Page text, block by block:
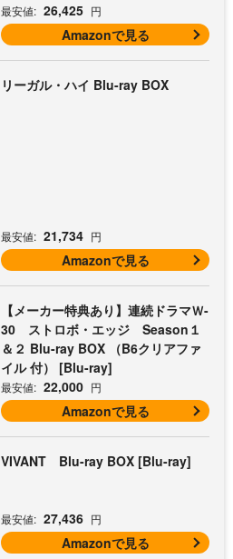
最安値: 26,425 円
Amazonで見る
リーガル・ハイ Blu-ray BOX
最安値: 21,734 円
Amazonで見る
【メーカー特典あり】連続ドラマＷ-
30 ストロボ・エッジ Season１
＆２ Blu-ray BOX （B6クリアファ
イル 付） [Blu-ray]
最安値: 22,000 円
Amazonで見る
VIVANT Blu-ray BOX [Blu-ray]
最安値: 27,436 円
Amazonで見る